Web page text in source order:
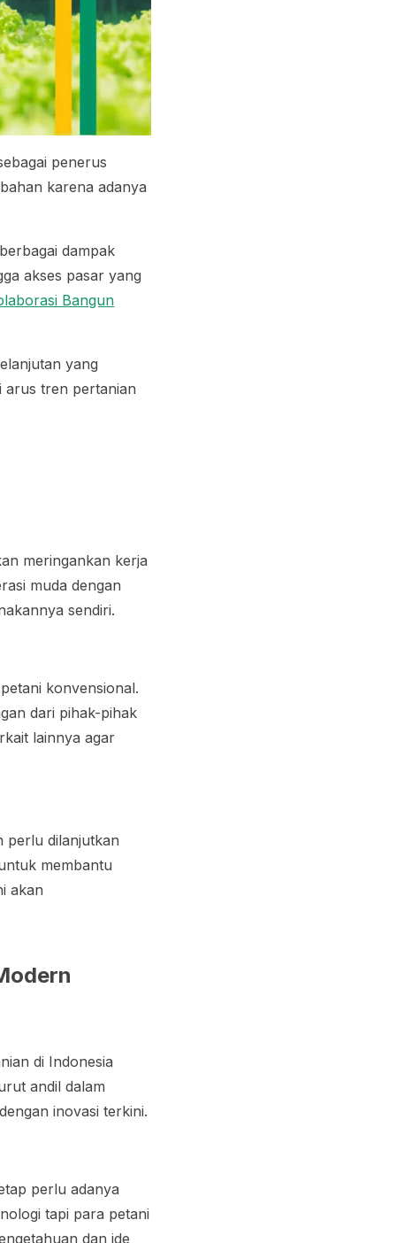
penerus
karena adanya
dampak
akses pasar yang
Bangun
yang
arus tren pertanian
meringankan kerja
muda dengan
sendiri.
konvensional.
dari pihak-pihak
lainnya agar
perlu dilanjutkan
membantu
akan
di Indonesia
andil dalam
inovasi terkini.
perlu adanya
tapi para petani
dan ide